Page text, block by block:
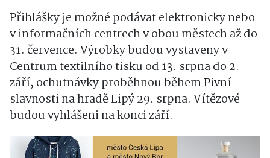
Přihlášky je možné podávat elektronicky nebo
v informačních centrech v obou městech až do
31. července. Výrobky budou vystaveny v
Centrum textilního tisku od 13. srpna do 2.
září, ochutnávky proběhnou běhemPivní
slavnosti na hradě Lipý29. srpna. Vítězové
budou vyhlášeni na konci září.